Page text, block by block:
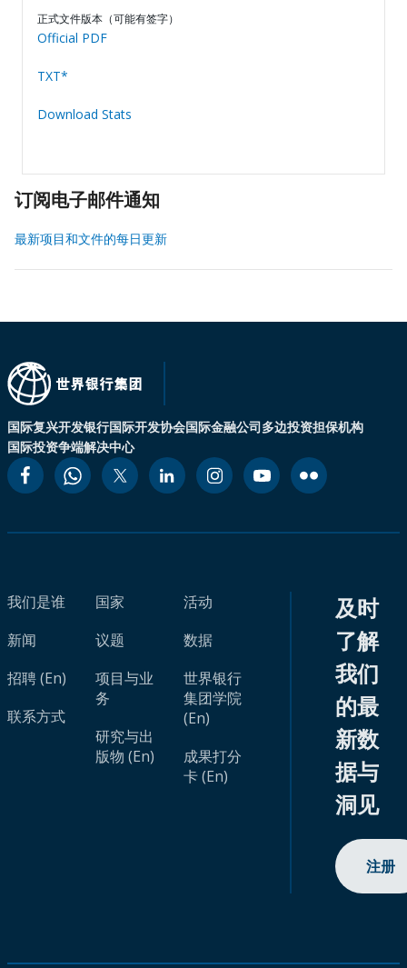
正式文件版本（可能有签字）
Official PDF
TXT*
Download Stats
订阅电子邮件通知
最新项目和文件的每日更新
国际复兴开发银行国际开发协会国际金融公司多边投资担保机构
国际投资争端解决中心
我们是谁
新闻
招聘 (En)
联系方式
国家
议题
项目与业
务
研究与出
版物 (En)
活动
数据
世界银行
集团学院
(En)
成果打分
卡 (En)
及时
了解
我们
的最
新数
据与
洞见
注册